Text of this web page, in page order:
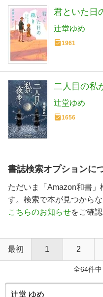
君といた日
辻堂ゆめ
1961
二人目の私
辻堂ゆめ
1656
書誌検索オプションに
ただいま「Amazon和書」
す。検索で本が見つから
こちらのお知らせをご確
最初 1 2
全64件